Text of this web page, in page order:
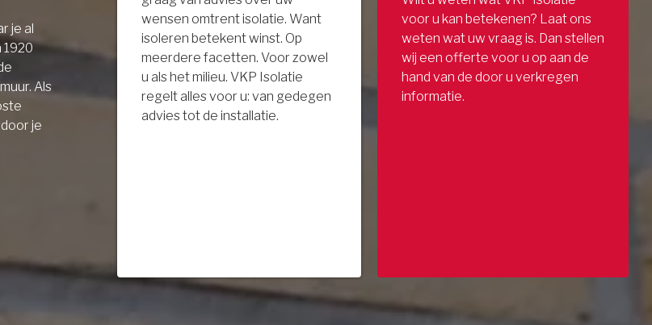
je al
1920
Als
je
wensen omtrent isolatie. Want
isoleren betekent winst. Op
meerdere facetten. Voor zowel
u als het milieu. VKP Isolatie
regelt alles voor u: van gedegen
advies tot de installatie.
voor u kan betekenen? Laat ons
weten wat uw vraag is. Dan stellen
wij een offerte voor u op aan de
hand van de door u verkregen
informatie.